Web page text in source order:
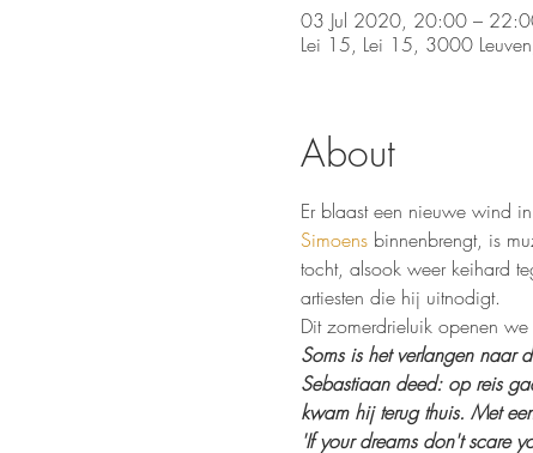
03 Jul 2020, 20:00 –
Lei 15, Lei 15, 3000
About
Er blaast een nieuwe wind
Simoens binnenbrengt, is
tocht, alsook weer keihard
artiesten die hij uitnodigt.
Dit zomerdrieluik openen
Soms is het verlangen naar
Sebastiaan deed: op reis
kwam hij terug thuis. Met
'If your dreams don't scare